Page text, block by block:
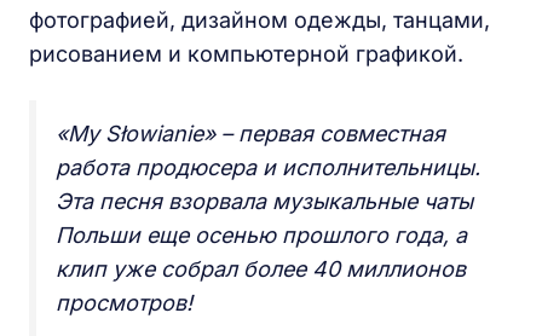
фотографией, дизайном одежды, танцами,
рисованием и компьютерной графикой.
«My Słowianie» – первая совместная
работа продюсера и исполнительницы.
Эта песня взорвала музыкальные чаты
Польши еще осенью прошлого года, а
клип уже собрал более 40 миллионов
просмотров!